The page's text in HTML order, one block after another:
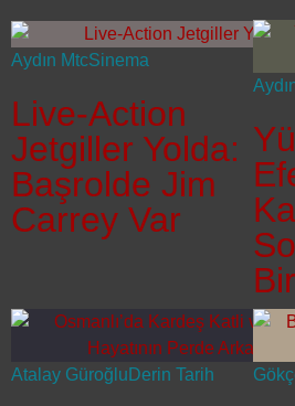
Aydın MtcSinema
Live-Action
Jetgiller Yolda:
Başrolde Jim
Carrey Var
Atalay Güroğlu Derin Tarih